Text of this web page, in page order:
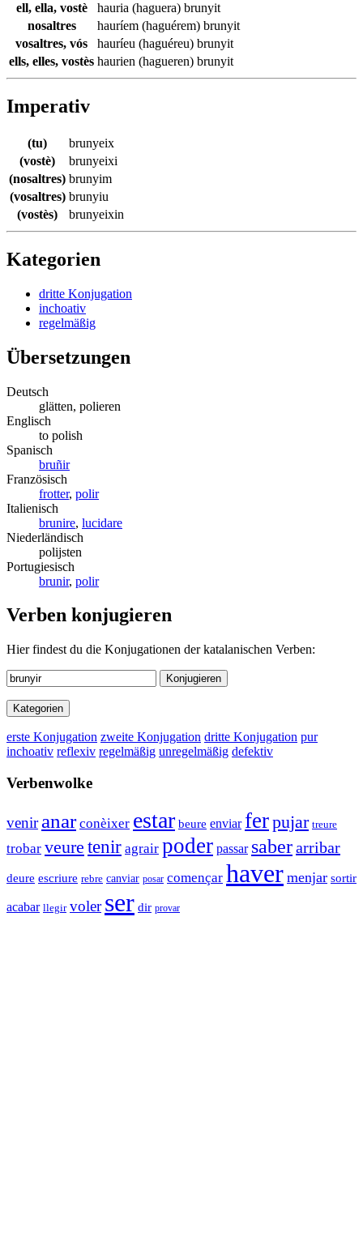
ell, ella, vostè
hauria (haguera) brunyit
nosaltres
hauríem (haguérem) brunyit
vosaltres, vós
hauríeu (haguéreu) brunyit
ells, elles, vostès haurien (hagueren) brunyit
Imperativ
(tu)
brunyeix
(vostè)
brunyeixi
(nosaltres) brunyim
(vosaltres) brunyiu
(vostès)
brunyeixin
Kategorien
dritte Konjugation
inchoativ
regelmäßig
Übersetzungen
Deutsch
glätten, polieren
Englisch
to polish
Spanisch
bruñir
Französisch
frotter, polir
Italienisch
brunire, lucidare
Niederländisch
polijsten
Portugiesisch
brunir, polir
Verben konjugieren
Hier findest du die Konjugationen der katalanischen Verben:
Konjugieren
Kategorien
erste Konjugation zweite Konjugation dritte Konjugation pur
inchoativ reflexiv regelmäßig unregelmäßig defektiv
Verbenwolke
venir anar conèixer estar beure enviar ferpujar treure
trobar veure tenir agrair poder passar saberarribar
deure escriure rebre canviar posar començar haver menjar sortir
acabar llegir voler ser dir provar